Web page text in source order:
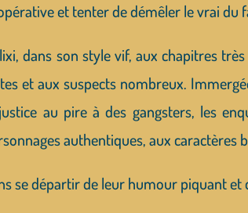
et tenter de démêler le vrai
dans son style vif, aux chapitres
et aux suspects nombreux.
au pire à des gangsters, les
authentiques, aux caractères
se départir de leur humour piquant